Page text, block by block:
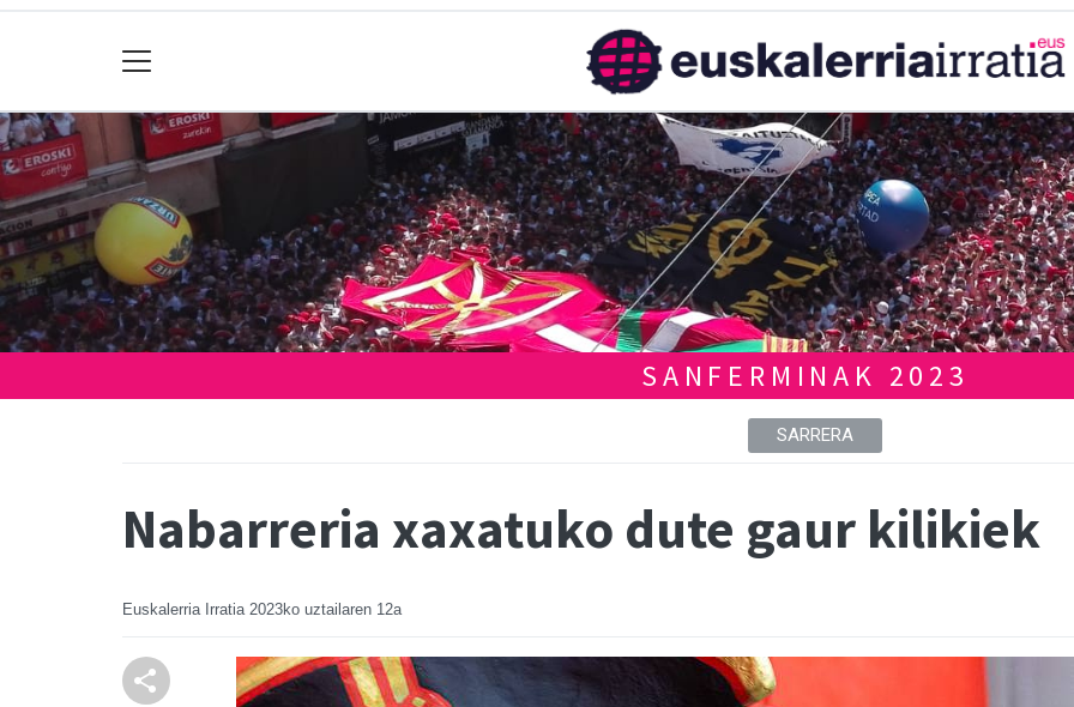
SANFERMINAK 2023
SARRERA
Nabarreria xaxatuko dute gaur kilikiek
Euskalerria Irratia 2023ko uztailaren 12a